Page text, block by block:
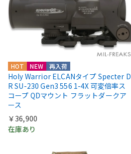
HOT NEW 再入荷
Holy Warrior ELCANタイプ Specter D
R SU-230 Gen3 556 1-4X 可変倍率ス
コープ QDマウント フラットダークア
ース
￥36,900
在庫あり